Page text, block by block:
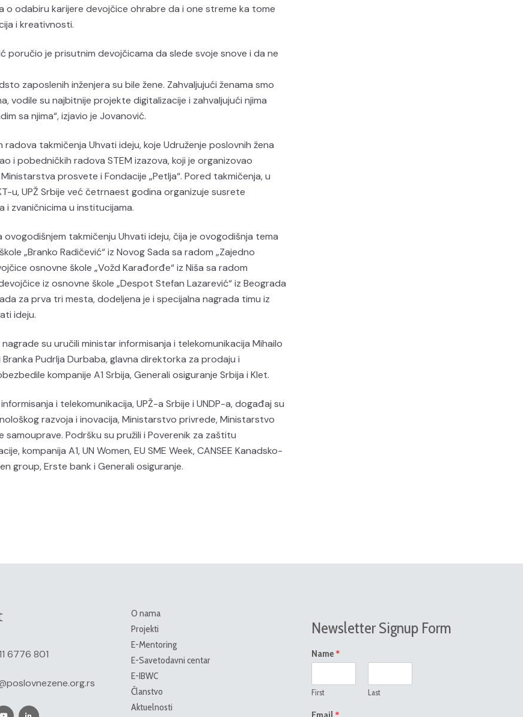
o odabiru karijere devojčice ohrabre da i one streme ka tome
i kreativnosti.
poručio je prisutnim devojčicama da slede svoje snove i da ne
zaposlenih inženjera su bile žene. Zahvaljujući ženama smo
vodile su najbitnije projekte digitalizacije i zahvaljujući njima
sa njima“, izjavio je Jovanović.
takmičenja Uhvati ideju, koje Udruženje poslovnih žena
i pobedničkih radova STEM izazova, koji je organizovao
prosvete i Fondacije „Petlja“. Pored takmičenja, u
u, UPŽ Srbije već četrnaest godina organizuje susrete
i zvaničnicima u institucijama.
takmičenju Uhvati ideju, čija je ovogodišnja tema
„Branko Radičević“ iz Novog Sada sa radom „Zajedno
osnovne škole „Vožd Karađorđe“ iz Niša sa radom
iz osnovne škole „Despot Stefan Lazarević“ iz Beograda
za prva tri mesta, dodeljena je i specijalna nagrada timu iz
ideju.
su uručili ministar informisanja i telekomunikacija Mihailo
Pudrlja Durbaba, glavna direktorka za prodaju i
kompanije A1 Srbija, Generali osiguranje Srbija i Klet.
i telekomunikacija, UPŽ-a Srbije i UNDP-a, događaj su
razvoja i inovacija, Ministarstvo privrede, Ministarstvo
Podršku su pružili i Poverenik za zaštitu
kompanija A1, UN Women, EU SME Week, CANSEE Kanadsko-
group, Erste bank i Generali osiguranje.
6776 801
O nama
Projekti
E-Mentoring
E-Savetodavni centar
E-IBWC
Članstvo
Aktuelnosti
Newsletter Signup Form
Name *
First Last